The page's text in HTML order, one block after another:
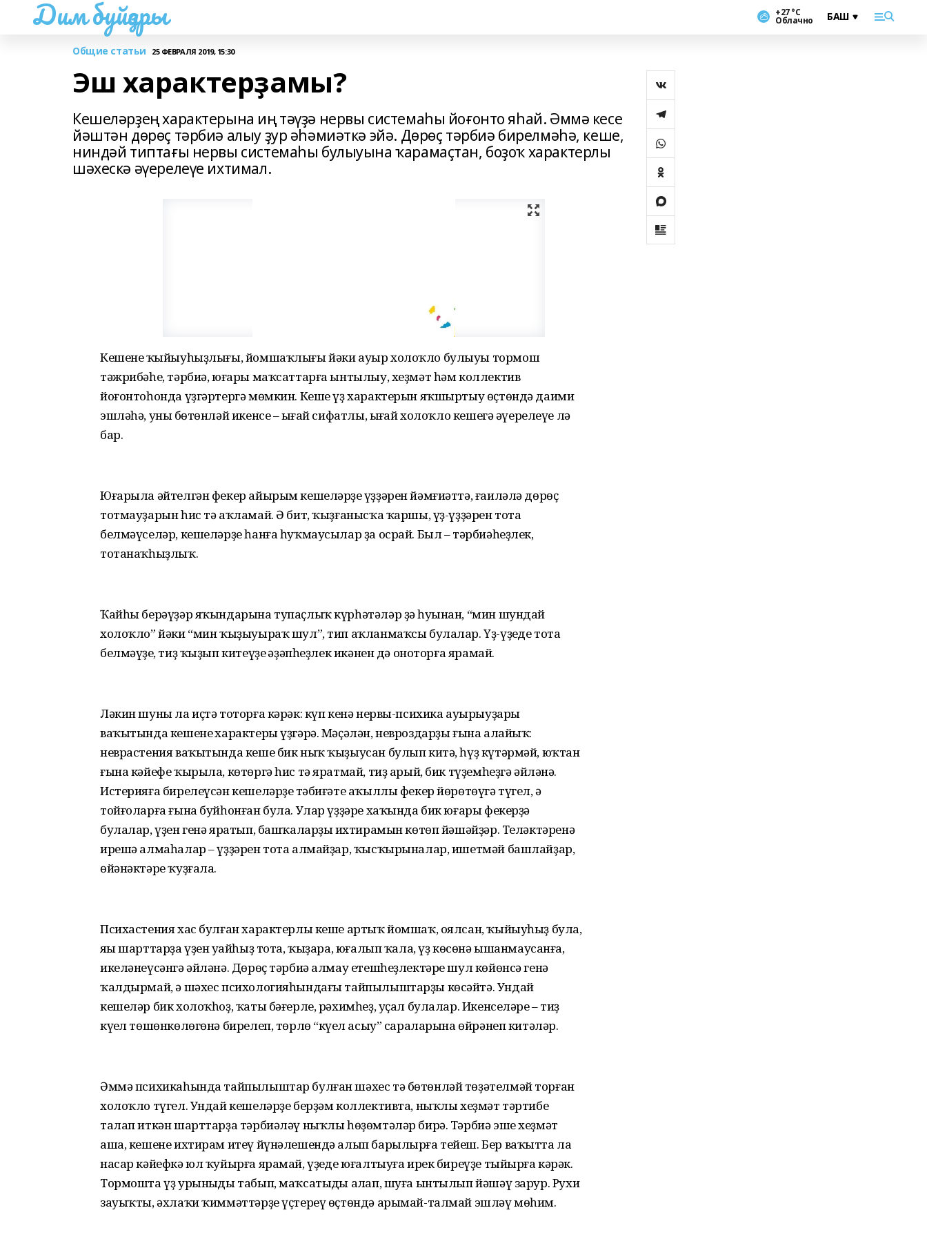
Дим буйҙары +27 °С
Облачно
Общие статьи 25 ФЕВРАЛЯ 2019, 15:30
Эш характерҙамы?
Кешеләрҙең характерына иң тәүҙә нервы системаһы йоғонто яһай. Әммә кесе
йәштән дөрөҫ тәрбиә алыу ҙур әһәмиәткә эйә. Дөрөҫ тәрбиә бирелмәһә, кеше,
ниндәй типтағы нервы системаһы булыуына ҡарамаҫтан, боҙоҡ характерлы
шәхескә әүерелеүе ихтимал.
Кешенең ҡыйыуһыҙлығы, йомшаҡлығы йәки ауыр холоҡло булыуы тормош
тәжрибәһе, тәрбиә, юғары маҡсаттарға ынтылыу, хеҙмәт һәм коллектив
йоғонтоһонда үҙгәртергә мөмкин. Кеше үҙ характерын яҡшыртыу өҫтөндә даими
эшләһә, уның бөтөнләй икенсе – ыңғай сифатлы, ыңғай холоҡло кешегә әүерелеүе лә
бар.
Юғарыла әйтелгән фекер айырым кешеләрҙең үҙҙәрен йәмғиәттә, ғаиләлә дөрөҫ
тотмауҙарын һис тә аҡламай. Ә бит, ҡыҙғанысҡа ҡаршы, үҙ-үҙҙәрен тота
белмәүселәр, кешеләрҙе һанға һуҡмаусылар ҙа осрай. Был – тәрбиәһеҙлек,
тотанаҡһыҙлыҡ.
Ҡайһы берәүҙәр яҡындарына тупаҫлыҡ күрһәтәләр ҙә һуңынан, “мин шундай
холоҡло” йәки “мин ҡыҙыуыраҡ шул”, тип аҡланмаҡсы булалар. Үҙ-үҙеңде тота
белмәүҙең, тиҙ ҡыҙып китеүҙең әҙәпһеҙлек икәнен дә оноторға ярамай.
Ләкин шуны ла иҫтә тоторға кәрәк: күп кенә нервы-психика ауырыуҙары
ваҡытында кешенең характеры үҙгәрә. Мәҫәлән, невроздарҙы ғына алайыҡ:
неврастения ваҡытында кеше бик ныҡ ҡыҙыусан булып китә, һүҙ күтәрмәй, юҡтан
ғына кәйефе ҡырыла, көтөргә һис тә яратмай, тиҙ арый, бик түҙемһеҙгә әйләнә.
Истерияға бирелеүсән кешеләрҙең тәбиғәте аҡыллы фекер йөрөтөүгә түгел, ә
тойғоларға ғына буйһонған була. Улар үҙҙәре хаҡында бик юғары фекерҙә
булалар, үҙен генә яратып, башҡаларҙың ихтирамын көтөп йәшәйҙәр. Теләктәренә
ирешә алмаһалар – үҙҙәрен тота алмайҙар, ҡысҡырыналар, ишетмәй башлайҙар,
өйәнәктәре ҡуҙғала.
Психастения хас булған характерлы кеше артыҡ йомшаҡ, оялсан, ҡыйыуһыҙ була,
яңы шарттарҙа үҙен уңайһыҙ тота, ҡыҙара, юғалып ҡала, үҙ көсөнә ышанмаусанға,
икеләнеүсәнгә әйләнә. Дөрөҫ тәрбиә алмау етешһеҙлектәре шул көйөнсә генә
ҡалдырмай, ә шәхес психологияһындағы тайпылыштарҙы көсәйтә. Ундай
кешеләр бик холоҡһоҙ, ҡаты бәғерле, рәхимһеҙ, уҫал булалар. Икенселәре – тиҙ
күңел төшөнкөлөгөнә бирелеп, төрлө “күңел асыу” сараларына өйрәнеп китәләр.
Әммә психикаһында тайпылыштар булған шәхес тә бөтөнләй төҙәтелмәй торған
холоҡло түгел. Ундай кешеләрҙе берҙәм коллективта, ныҡлы хеҙмәт тәртибе
талап иткән шарттарҙа тәрбиәләү ныҡлы һөҙөмтәләр бирә. Тәрбиә эше хеҙмәт
аша, кешене ихтирам итеү йүнәлешендә алып барылырға тейеш. Бер ваҡытта ла
насар кәйефкә юл ҡуйырға ярамай, үҙеңде юғалтыуға ирек биреүҙе тыйырға кәрәк.
Тормошта үҙ урыныңды табып, маҡсатыңды аңлап, шуға ынтылып йәшәү зарур. Рухи
зауыҡты, әхлаҡи ҡиммәттәрҙе үҫтереү өҫтөндә арымай-талмай эшләү мөһим.